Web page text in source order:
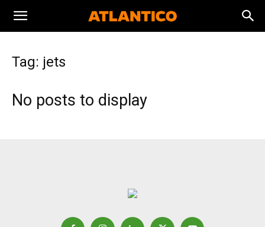
Tag: jets
No posts to display